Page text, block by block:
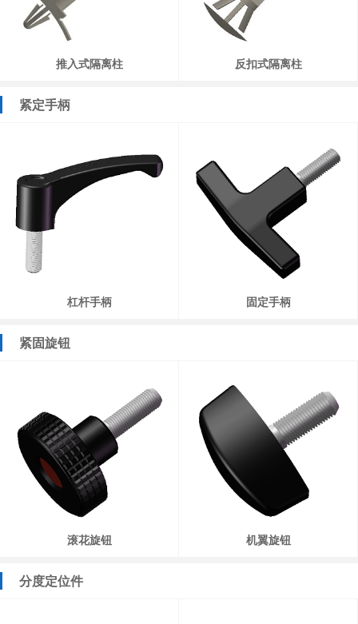
推入式隔离柱 反扣式隔离柱
紧定手柄
杠杆手柄 固定手柄
紧固旋钮
滚花旋钮 机翼旋钮
分度定位件